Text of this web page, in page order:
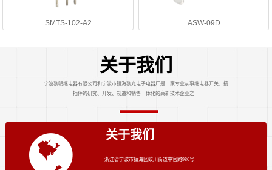
SMTS-102-A2 ASW-09D
关于我们
宁波黎明继电器有限公司和宁波市镇海黎光电子电器厂是一家专业从事继电器开关、接
插件的研究、开发、制造和销售一体化的高新技术企业之一
关于我们
浙江省宁波市镇海区蛟川街道中官路986号